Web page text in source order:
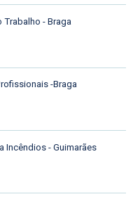
Trabalho - Braga
-Braga
Incêndios - Guimarães